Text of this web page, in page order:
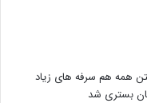
همه هم سرفه های زیاد